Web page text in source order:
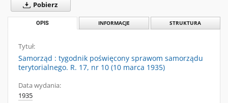
Pobierz
OPIS INFORMACJE STRUKTURA
Tytuł:
Samorząd : tygodnik poświęcony sprawom samorządu
terytorialnego. R. 17, nr 10 (10 marca 1935)
Data wydania:
1935